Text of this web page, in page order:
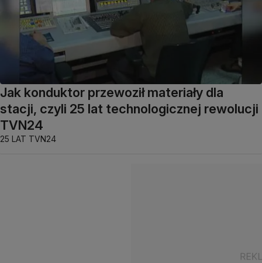
Jak konduktor przewoził materiały dla
stacji, czyli 25 lat technologicznej rewolucji
TVN24
25 LAT TVN24